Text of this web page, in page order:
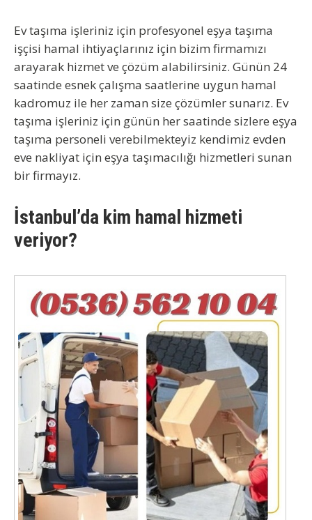
Ev taşıma işleriniz için profesyonel eşya taşıma
işçisi hamal ihtiyaçlarınız için bizim firmamızı
arayarak hizmet ve çözüm alabilirsiniz. Günün 24
saatinde esnek çalışma saatlerine uygun hamal
kadromuz ile her zaman size çözümler sunarız. Ev
taşıma işleriniz için günün her saatinde sizlere eşya
taşıma personeli verebilmekteyiz kendimiz evden
eve nakliyat için eşya taşımacılığı hizmetleri sunan
bir firmayız.
İstanbul’da kim hamal hizmeti
veriyor?